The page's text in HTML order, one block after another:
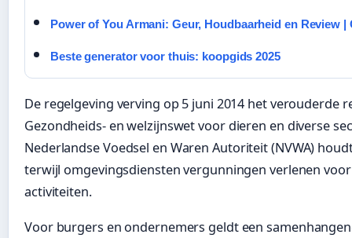
Power of You Armani: Geur, Houdbaarheid en Review |
Beste generator voor thuis: koopgids 2025
De regelgeving verving op 5 juni 2014 het verouderde
Gezondheids- en welzijnswet voor dieren en diverse
Nederlandse Voedsel en Waren Autoriteit (NVWA)
terwijl omgevingsdiensten vergunningen verlenen
activiteiten.
Voor burgers en ondernemers geldt een